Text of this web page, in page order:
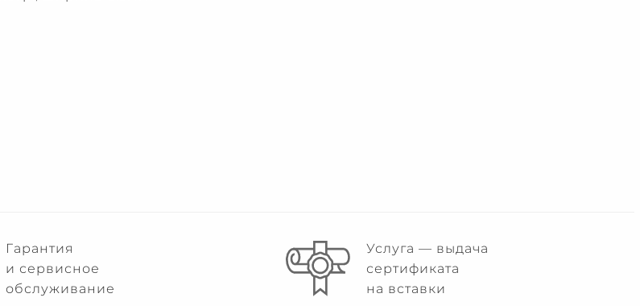
Гарантия
и сервисное
обслуживание
Услуга — выдача
сертификата
на вставки